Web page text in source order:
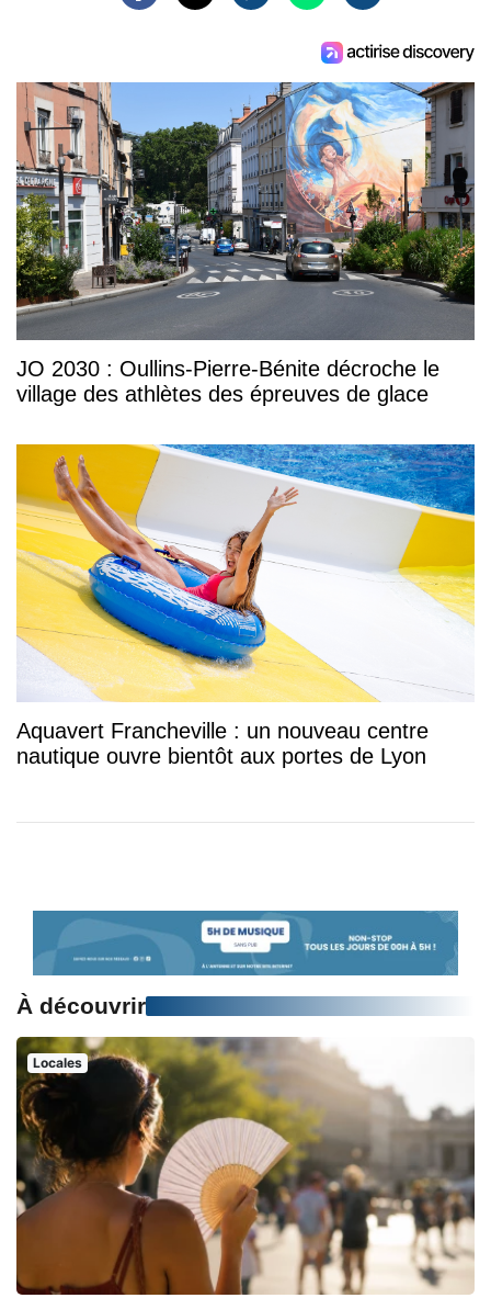
JO 2030 : Oullins-Pierre-Bénite décroche le
village des athlètes des épreuves de glace
Aquavert Francheville : un nouveau centre
nautique ouvre bientôt aux portes de Lyon
À découvrir
Locales